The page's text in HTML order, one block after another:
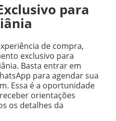
para
de compra,
exclusivo para
Basta entrar em
para agendar sua
Essa é a oportunidade
orientações
os detalhes da